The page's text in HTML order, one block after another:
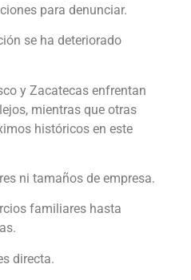
para denunciar.
se ha deteriorado
y Zacatecas enfrentan
mientras que otras
históricos en este
ni tamaños de empresa.
familiares hasta
directa.